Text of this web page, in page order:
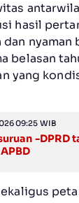
hasil
dan nyaman
belasan
yang
09:25 WIB
-DPRD